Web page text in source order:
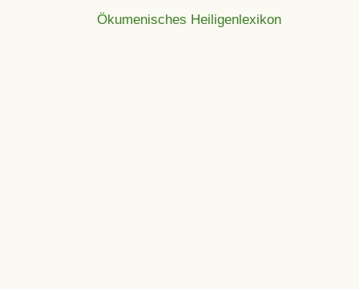
Ökumenisches Heiligenlexikon